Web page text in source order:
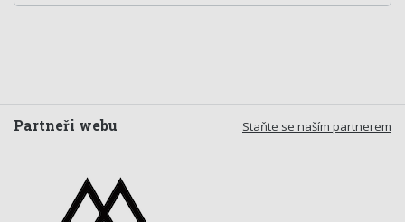
Staňte se naším partnerem
Partneři webu